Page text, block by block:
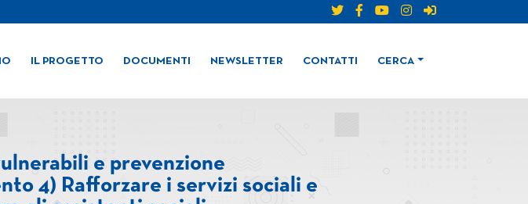
IL PROGETTO DOCUMENTI NEWSLETTER CONTATTI CERCA
e prevenzione
4) Rafforzare i servizi sociali e